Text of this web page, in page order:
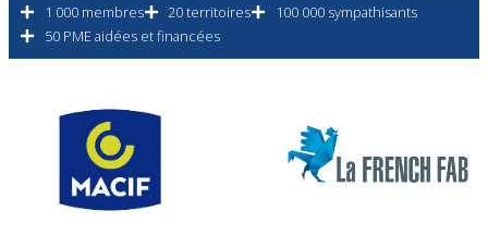
1 000 membres 20 territoires
100 000 sympathisants
50 PME aidées et financées